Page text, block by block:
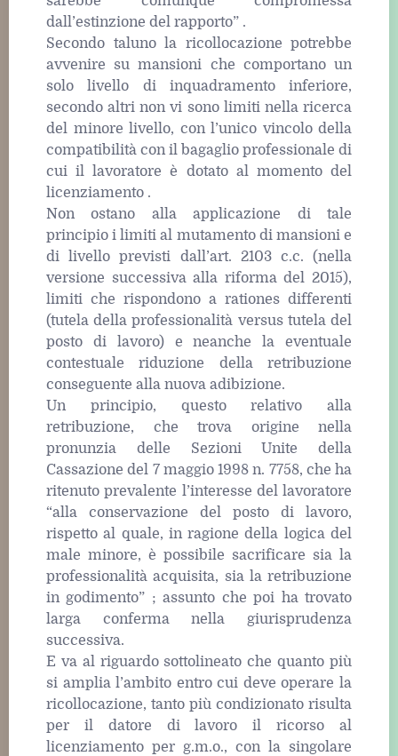
dall’estinzione del rapporto” .
Secondo taluno la ricollocazione potrebbe
avvenire su mansioni che comportano un
solo livello di inquadramento inferiore,
secondo altri non vi sono limiti nella ricerca
del minore livello, con l’unico vincolo della
compatibilità con il bagaglio professionale di
cui il lavoratore è dotato al momento del
licenziamento .
Non ostano alla applicazione di tale
principio i limiti al mutamento di mansioni e
di livello previsti dall’art. 2103 c.c. (nella
versione successiva alla riforma del 2015),
limiti che rispondono a rationes differenti
(tutela della professionalità versus tutela del
posto di lavoro) e neanche la eventuale
contestuale riduzione della retribuzione
conseguente alla nuova adibizione.
Un principio, questo relativo alla
retribuzione, che trova origine nella
pronunzia delle Sezioni Unite della
Cassazione del 7 maggio 1998 n. 7758, che ha
ritenuto prevalente l’interesse del lavoratore
“alla conservazione del posto di lavoro,
rispetto al quale, in ragione della logica del
male minore, è possibile sacrificare sia la
professionalità acquisita, sia la retribuzione
in godimento” ; assunto che poi ha trovato
larga conferma nella giurisprudenza
successiva.
E va al riguardo sottolineato che quanto più
si amplia l’ambito entro cui deve operare la
ricollocazione, tanto più condizionato risulta
per il datore di lavoro il ricorso al
licenziamento per g.m.o., con la singolare